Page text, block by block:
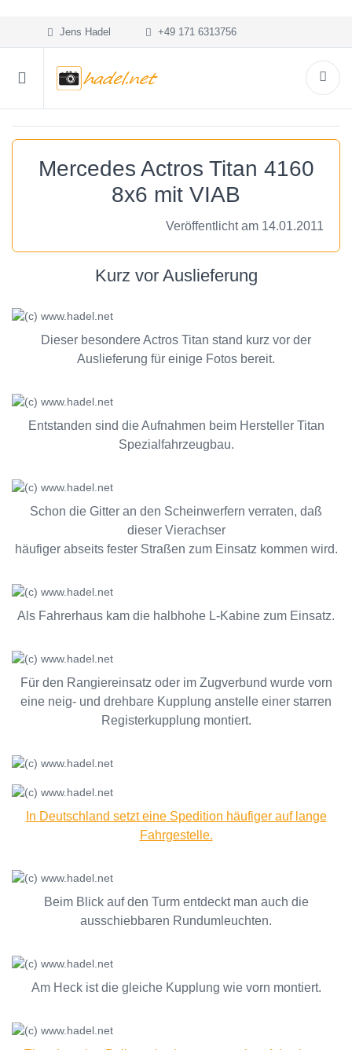
Jens Hadel +49 171 6313756
Mercedes Actros Titan 4160
8x6 mit VIAB
Veröffentlicht am 14.01.2011
Kurz vor Auslieferung
Dieser besondere Actros Titan stand kurz vor der
Auslieferung für einige Fotos bereit.
Entstanden sind die Aufnahmen beim Hersteller Titan
Spezialfahrzeugbau.
Schon die Gitter an den Scheinwerfern verraten, daß
dieser Vierachser
häufiger abseits fester Straßen zum Einsatz kommen wird.
Als Fahrerhaus kam die halbhohe L-Kabine zum Einsatz.
Für den Rangiereinsatz oder im Zugverbund wurde vorn
eine neig- und drehbare Kupplung anstelle einer starren
Registerkupplung montiert.
In Deutschland setzt eine Spedition häufiger auf lange
Fahrgestelle.
Beim Blick auf den Turm entdeckt man auch die
ausschiebbaren Rundumleuchten.
Am Heck ist die gleiche Kupplung wie vorn montiert.